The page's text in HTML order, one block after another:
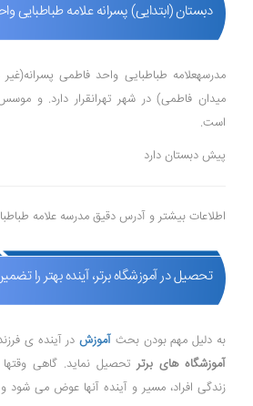
دبستان (ابتدایی) پسرانه علامه طباطبایی
میدان فاطمی) در شهر تهرانقرار دارد. و
است.
پیش دبستان دارد
اطلاعات بیشتر و آدرس دقیق مدرسه علامه
تحصیل در آموزشگاه برتر، آینده بهتر را
به دلیل مهم بودن بحث آموزشدر آینده ی
آموزشگاه های برترتحصیل نماید. گاهی
زندگی افراد، مسیر و آینده آنها عوض می شود